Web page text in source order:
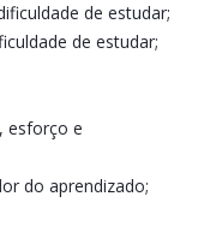
de estudar;
de estudar;
esforço e
do aprendizado;